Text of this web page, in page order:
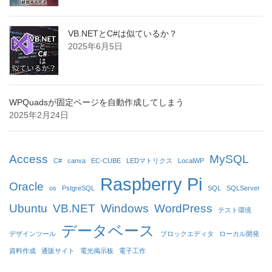
VB.NETとC#は似ているか？
2025年6月5日
WPQuadsが固定ページを自動作成してしまう
2025年2月24日
Access C# canva EC-CUBE LEDマトリクス LocalWP MySQL
Oracle os PstgreSQL Raspberry Pi SQL SQLServer
Ubuntu VB.NET Windows WordPress テスト環境
デザインツール データベース ブロックエディタ ローカル開発
資料作成 通販サイト 電光掲示板 電子工作